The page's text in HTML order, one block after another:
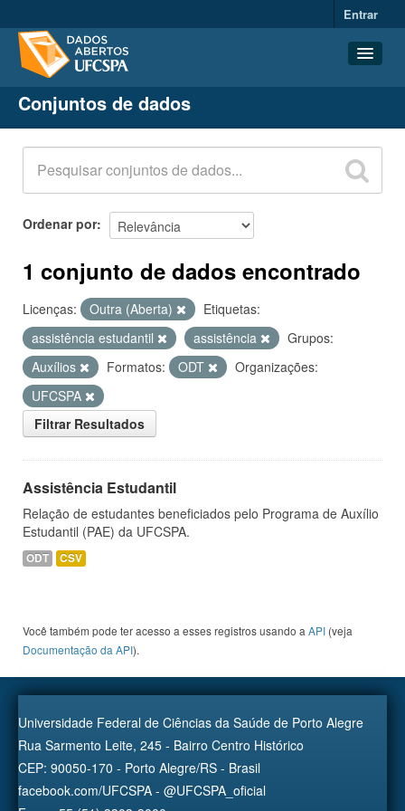
Entrar
Conjuntos de dados
Organizações
Grupos
Sobre
Conjuntos de dados
Ordenar por
1 conjunto de dados encontrado
Licenças: Outra (Aberta)
Etiquetas:
assistência estudantil
assistência
Grupos:
Auxílios
Formatos: ODT
Organizações:
UFCSPA
Filtrar Resultados
Assistência Estudantil
Relação de estudantes beneficiados pelo Programa de Auxílio
Estudantil (PAE) da UFCSPA.
ODT CSV
Você também pode ter acesso a esses registros usando a API (veja
Documentação da API).
Universidade Federal de Ciências da Saúde de Porto Alegre
Rua Sarmento Leite, 245 - Bairro Centro Histórico
CEP: 90050-170 - Porto Alegre/RS - Brasil
facebook.com/UFCSPA - @UFCSPA_oficial